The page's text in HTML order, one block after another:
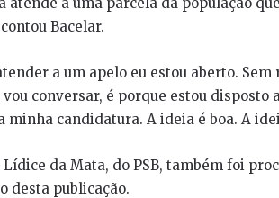
Bacelar.
a um apelo eu estou aberto.
vou conversar, é porque estou disposto
minha candidatura. A ideia é boa. A
da Mata, do PSB, também foi
desta publicação.